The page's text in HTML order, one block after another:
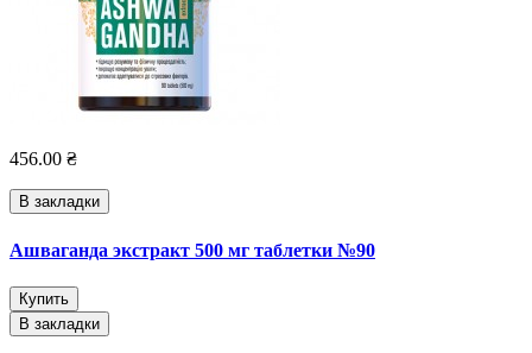
456.00 ₴
В закладки
Ашваганда экстракт 500 мг таблетки №90
Купить
В закладки